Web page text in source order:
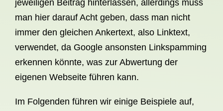
jeweiligen Beitrag hinterlassen, allerdings muss
man hier darauf Acht geben, dass man nicht
immer den gleichen Ankertext, also Linktext,
verwendet, da Google ansonsten Linkspamming
erkennen könnte, was zur Abwertung der
eigenen Webseite führen kann.
Im Folgenden führen wir einige Beispiele auf,